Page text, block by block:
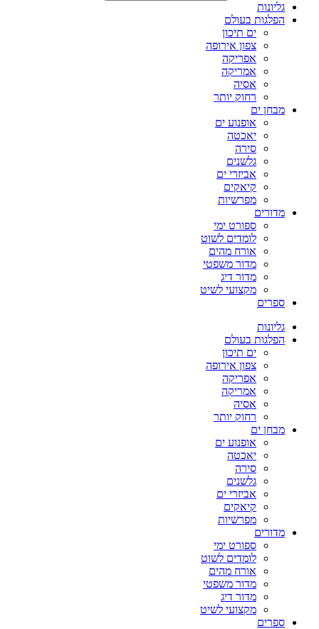
גליונות
הפלגות בעולם
ים תיכון
צפון אירופה
אפריקה
אמריקה
אסיה
רחוק יותר
מבחן ים
אופנוע ים
יאכטה
סירה
גלשנים
אביזרי ים
קיאקים
מפרשיות
מדורים
ספורט ימי
לומדים לשוט
אורח מהים
מדור משפטי
מדור דיג
מקצועי לשיט
ספרים
גליונות
הפלגות בעולם
ים תיכון
צפון אירופה
אפריקה
אמריקה
אסיה
רחוק יותר
מבחן ים
אופנוע ים
יאכטה
סירה
גלשנים
אביזרי ים
קיאקים
מפרשיות
מדורים
ספורט ימי
לומדים לשוט
אורח מהים
מדור משפטי
מדור דיג
מקצועי לשיט
ספרים